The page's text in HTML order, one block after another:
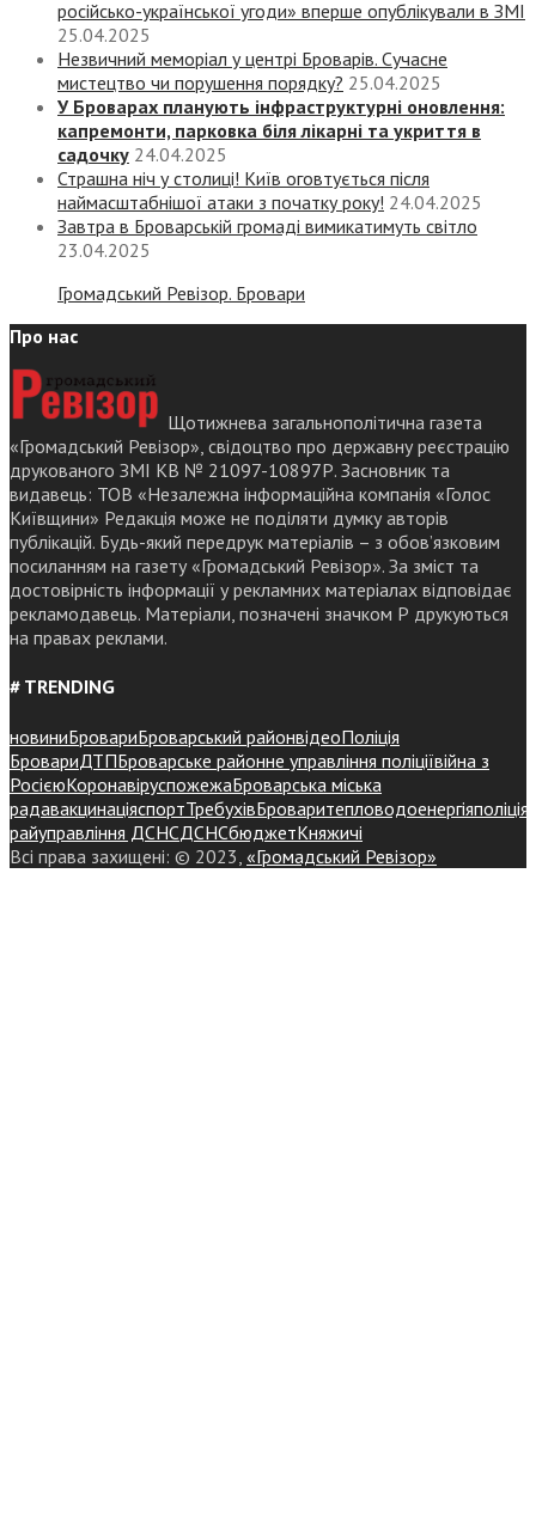
російсько-української угоди» вперше опублікували в ЗМІ
25.04.2025
Незвичний меморіал у центрі Броварів. Сучасне
мистецтво чи порушення порядку? 25.04.2025
У Броварах планують інфраструктурні оновлення:
капремонти, парковка біля лікарні та укриття в
садочку 24.04.2025
Страшна ніч у столиці! Київ оговтується після
наймасштабнішої атаки з початку року! 24.04.2025
Завтра в Броварській громаді вимикатимуть світло
23.04.2025
Громадський Ревізор. Бровари
Про нас
Щотижнева загальнополітична газета
«Громадський Ревізор», свідоцтво про державну реєстрацію
друкованого ЗМІ КВ № 21097-10897Р. Засновник та
видавець: ТОВ «Незалежна інформаційна компанія «Голос
Київщини» Редакція може не поділяти думку авторів
публікацій. Будь-який передрук матеріалів – з обов’язковим
посиланням на газету «Громадський Ревізор». За зміст та
достовірність інформації у рекламних матеріалах відповідає
рекламодавець. Матеріали, позначені значком Р друкуються
на правах реклами.
# TRENDING
новиниБровариБроварський районвідеоПоліція
БровариДТПБроварське районне управління поліціївійна з
РосієюКоронавіруспожежаБроварська міська
радавакцинаціяспортТребухівБроваритепловодоенергіяполіція
райуправління ДСНСДСНСбюджетКняжичі
Всі права захищені: © 2023, «Громадський Ревізор»